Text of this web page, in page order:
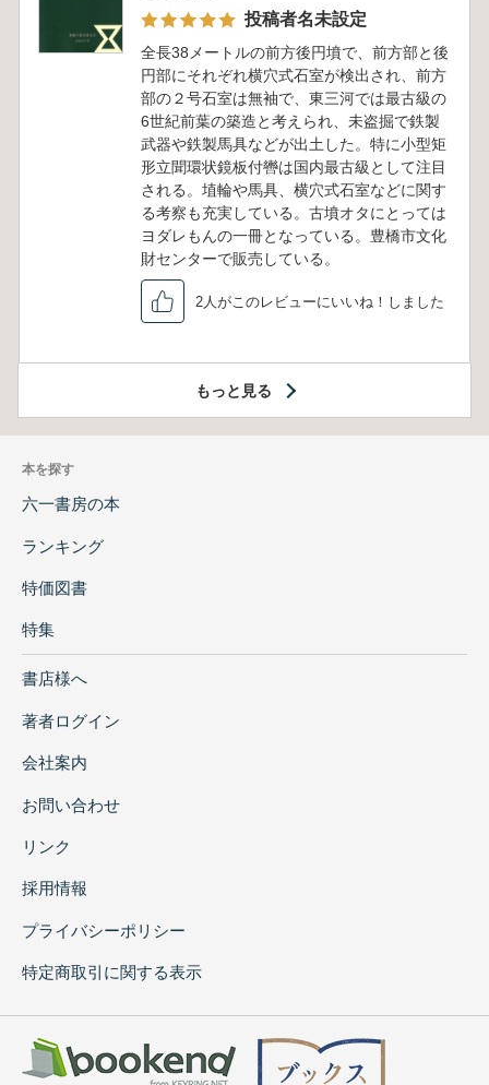
投稿者名未設定
全長38メートルの前方後円墳で、前方部と後
円部にそれぞれ横穴式石室が検出され、前方
部の２号石室は無袖で、東三河では最古級の
6世紀前葉の築造と考えられ、未盗掘で鉄製
武器や鉄製馬具などが出土した。特に小型矩
形立聞環状鏡板付轡は国内最古級として注目
される。埴輪や馬具、横穴式石室などに関す
る考察も充実している。古墳オタにとっては
ヨダレもんの一冊となっている。豊橋市文化
財センターで販売している。
2人がこのレビューにいいね！しました
もっと見る
本を探す
六一書房の本
ランキング
特価図書
特集
書店様へ
著者ログイン
会社案内
お問い合わせ
リンク
採用情報
プライバシーポリシー
特定商取引に関する表示